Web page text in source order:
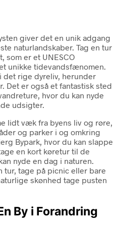
giver det en unik adgang
naturlandskaber. Tag en tur
som er et UNESCO
unikke tidevandsfænomen.
det rige dyreliv, herunder
er også et fantastisk sted
hvor du kan nyde
udsigter.
lidt væk fra byens liv og røre,
og parker i og omkring
Bypark, hvor du kan slappe
en kort køretur til de
nyde en dag i naturen.
tur, tage på picnic eller bare
skønhed tage pusten
By i Forandring